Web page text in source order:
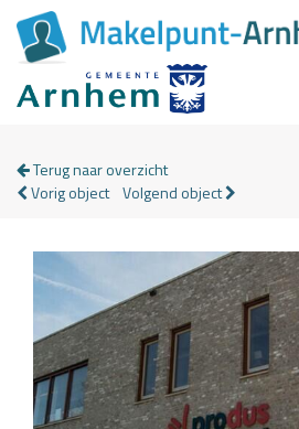
Terug naar overzicht
Vorig object Volgend object